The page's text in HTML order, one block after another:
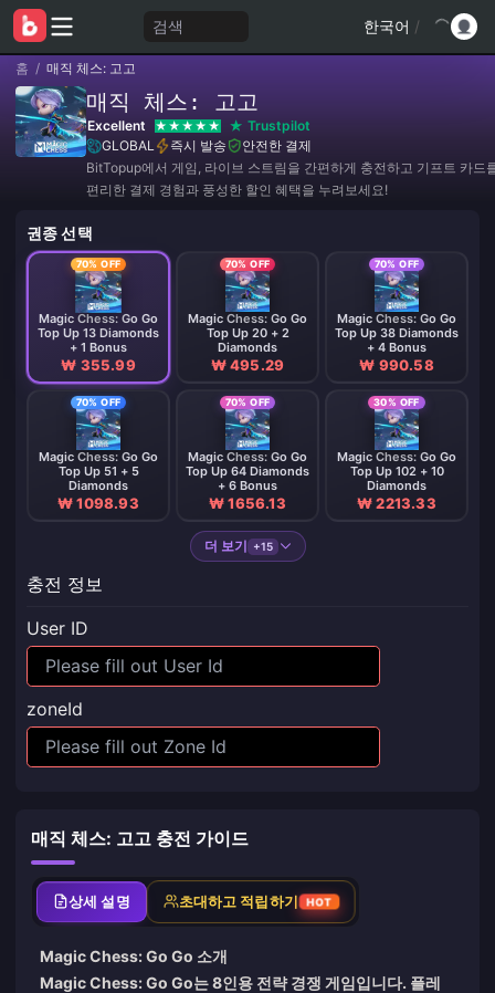
검색 한국어 /
홈 / 매직 체스: 고고
매직 체스: 고고
Excellent
Trustpilot
GLOBAL
즉시 발송
안전한 결제
BitTopup에서 게임, 라이브 스트림을 간편하게 충전하고 기프트 카드
편리한 결제 경험과 풍성한 할인 혜택을 누려보세요!
권종 선택
70% OFF
Magic Chess: Go Go
Top Up 13 Diamonds
+ 1 Bonus
₩ 355.99
70% OFF
Magic Chess: Go Go
Top Up 20 + 2
Diamonds
₩ 495.29
70% OFF
Magic Chess: Go Go
Top Up 38 Diamonds
+ 4 Bonus
₩ 990.58
70% OFF
Magic Chess: Go Go
Top Up 51 + 5
Diamonds
₩ 1098.93
70% OFF
Magic Chess: Go Go
Top Up 64 Diamonds
+ 6 Bonus
₩ 1656.13
30% OFF
Magic Chess: Go Go
Top Up 102 + 10
Diamonds
₩ 2213.33
더 보기 +15
충전 정보
User ID
zoneId
매직 체스: 고고 충전 가이드
상세 설명 초대하고 적립하기 HOT
Magic Chess: Go Go 소개
Magic Chess: Go Go는 8인용 전략 경쟁 게임입니다. 플레